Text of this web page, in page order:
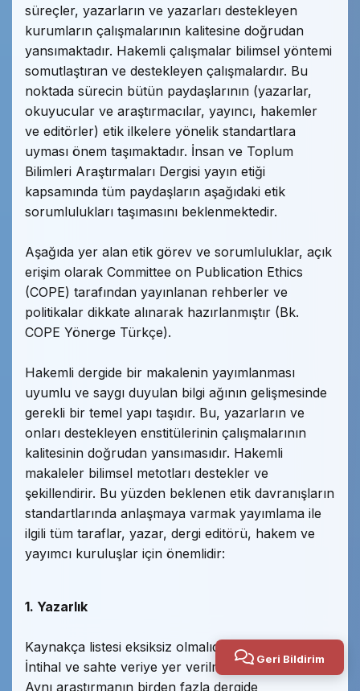
süreçler, yazarların ve yazarları destekleyen
kurumların çalışmalarının kalitesine doğrudan
yansımaktadır. Hakemli çalışmalar bilimsel yöntemi
somutlaştıran ve destekleyen çalışmalardır. Bu
noktada sürecin bütün paydaşlarının (yazarlar,
okuyucular ve araştırmacılar, yayıncı, hakemler
ve editörler) etik ilkelere yönelik standartlara
uyması önem taşımaktadır. İnsan ve Toplum
Bilimleri Araştırmaları Dergisi yayın etiği
kapsamında tüm paydaşların aşağıdaki etik
sorumlulukları taşımasını beklenmektedir.
Aşağıda yer alan etik görev ve sorumluluklar, açık
erişim olarak Committee on Publication Ethics
(COPE) tarafından yayınlanan rehberler ve
politikalar dikkate alınarak hazırlanmıştır (Bk.
COPE Yönerge Türkçe).
Hakemli dergide bir makalenin yayımlanması
uyumlu ve saygı duyulan bilgi ağının gelişmesinde
gerekli bir temel yapı taşıdır. Bu, yazarların ve
onları destekleyen enstitülerinin çalışmalarının
kalitesinin doğrudan yansımasıdır. Hakemli
makaleler bilimsel metotları destekler ve
şekillendirir. Bu yüzden beklenen etik davranışların
standartlarında anlaşmaya varmak yayımlama ile
ilgili tüm taraflar, yazar, dergi editörü, hakem ve
yayımcı kuruluşlar için önemlidir:
1. Yazarlık
Kaynakça listesi eksiksiz olmalıdır.
İntihal ve sahte veriye yer verilmemelidir.
Aynı araştırmanın birden fazla dergide
Geri Bildirim